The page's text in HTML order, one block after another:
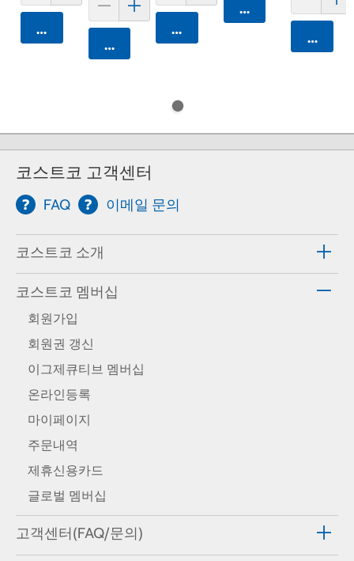
카트에 담기
카트에 담기
카트에 담기
카트에 담기
카트에
코스트코 고객센터
FAQ 이메일 문의
코스트코 소개
코스트코 멤버십
회원가입
회원권 갱신
이그제큐티브 멤버십
온라인등록
마이페이지
주문내역
제휴신용카드
글로벌 멤버십
고객센터(FAQ/문의)